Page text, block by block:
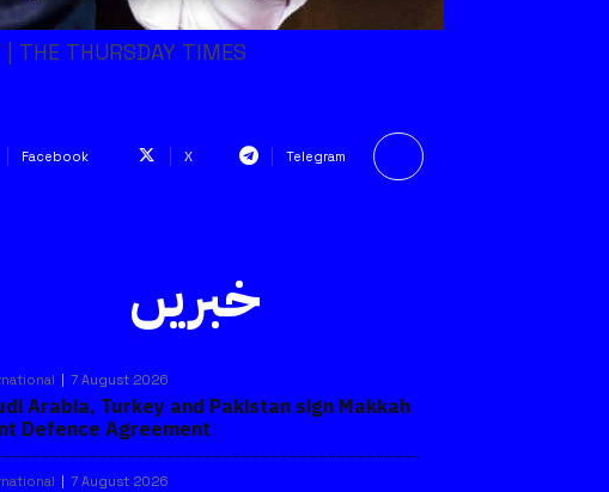
THURSDAY TIMES
Facebook X Telegram
خبریں
7 August 2026
Arabia, Turkey and Pakistan sign Makkah
Defence Agreement
7 August 2026